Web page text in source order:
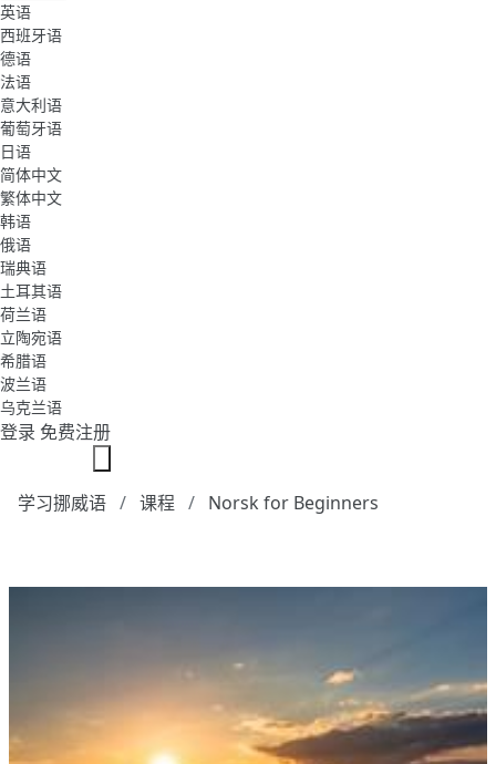
英语
西班牙语
德语
法语
意大利语
葡萄牙语
日语
简体中文
繁体中文
韩语
俄语
瑞典语
土耳其语
荷兰语
立陶宛语
希腊语
波兰语
乌克兰语
登录 免费注册
学习挪威语 课程 Norsk for Beginners